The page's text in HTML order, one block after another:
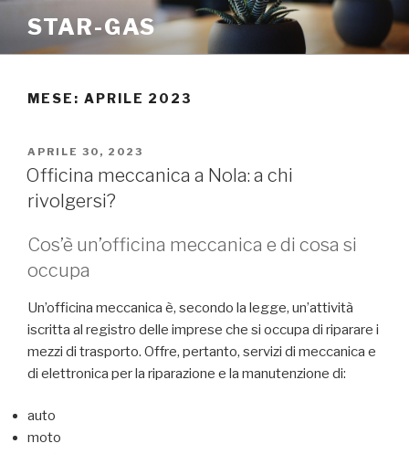
contenuto
STAR-GAS
MESE: APRILE 2023
PUBBLICATO
IL
APRILE 30, 2023
Officina meccanica a Nola: a chi
rivolgersi?
Cos’è un’officina meccanica e di cosa si
occupa
Un’officina meccanica è, secondo la legge, un’attività
iscritta al registro delle imprese che si occupa di riparare i
mezzi di trasporto. Offre, pertanto, servizi di meccanica e
di elettronica per la riparazione e la manutenzione di:
auto
moto